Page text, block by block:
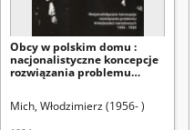
Obcy w polskim domu :
nacjonalistyczne koncepcje
rozwiązania problemu
Mich, Włodzimierz (1956- )